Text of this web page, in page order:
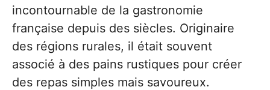
incontournable de la gastronomie
française depuis des siècles. Originaire
des régions rurales, il était souvent
associé à des pains rustiques pour créer
des repas simples mais savoureux.